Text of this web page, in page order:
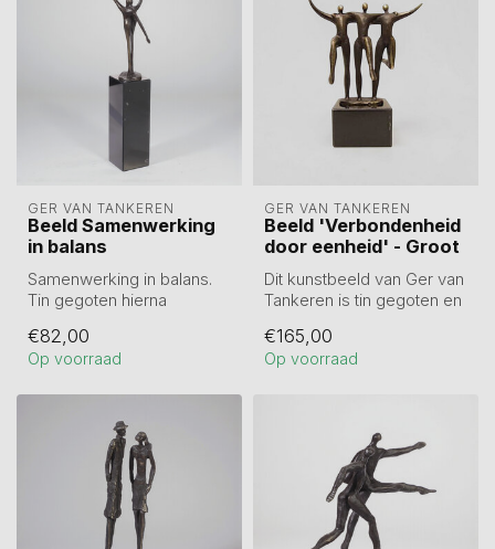
GER VAN TANKEREN
Beeld Samenwerking
in balans
Samenwerking in balans.
Tin gegoten hierna
Hoogte 25 cm incl.
sokkel...
€82,00
Op voorraad
GER VAN TANKEREN
Beeld 'Verbondenheid
door eenheid' - Groot
Dit kunstbeeld van Ger van
Tankeren is tin gegoten en
...
€165,00
Op voorraad